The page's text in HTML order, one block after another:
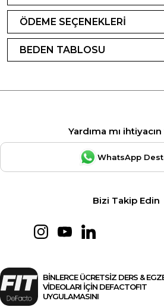
ÖDEME SEÇENEKLERİ
BEDEN TABLOSU
Yardıma mı
WhatsApp
Bizi Takip Edin
BİNLERCE ÜCRETSİZ DERS &
VİDEOLARI İÇİN DEFACTOFIT
UYGULAMASINI